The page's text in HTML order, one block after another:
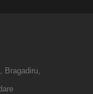
Bragadiru,